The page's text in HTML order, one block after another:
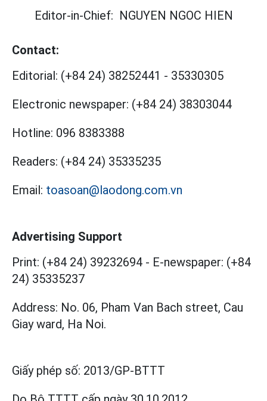
Editor-in-Chief: NGUYEN NGOC HIEN
Contact:
Editorial: (+84 24) 38252441 - 35330305
Electronic newspaper: (+84 24) 38303044
Hotline: 096 8383388
Readers: (+84 24) 35335235
Email: toasoan@laodong.com.vn
Advertising Support
Print: (+84 24) 39232694 - E-newspaper: (+84
24) 35335237
Address: No. 06, Pham Van Bach street, Cau
Giay ward, Ha Noi.
Giấy phép số: 2013/GP-BTTT